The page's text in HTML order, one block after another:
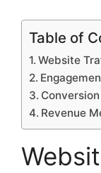
Table of
Website
Revenue